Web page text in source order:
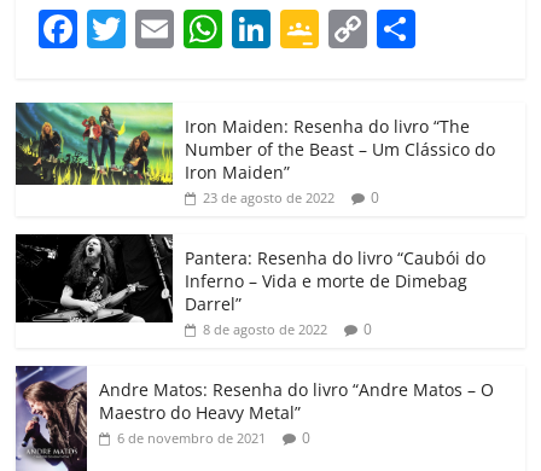
F
c
e
b
o
o
k
T
itt
er
E W
at
s
A
p
Li
e
dI
G
gl
e
Cl
a
ss
ro
o
C
p
y
Li
k
m
p
h
ar
Iron Maiden: Resenha do livro “The
Number of the Beast – Um Clássico do
Iron Maiden”
23 de agosto de 2022 0
Pantera: Resenha do livro “Caubói do
Inferno – Vida e morte de Dimebag
Darrel”
8 de agosto de 2022 0
Andre Matos: Resenha do livro “Andre Matos – O
Maestro do Heavy Metal”
6 de novembro de 2021 0